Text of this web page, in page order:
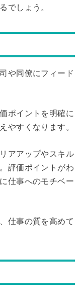
でしょう。
や同僚にフィード
ポイントを明確に
やすくなります。
アアップやスキル
評価ポイントがわ
仕事へのモチベー
仕事の質を高めて